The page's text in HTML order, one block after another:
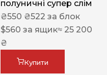
полуничні супер слім
₴550 ₴522 за блок
$560 за ящик≈ 25 200
₴
Купити